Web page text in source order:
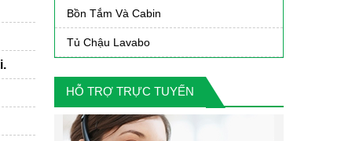
Bồn Tắm Và Cabin
Tủ Chậu Lavabo
HỖ TRỢ TRỰC TUYẾN